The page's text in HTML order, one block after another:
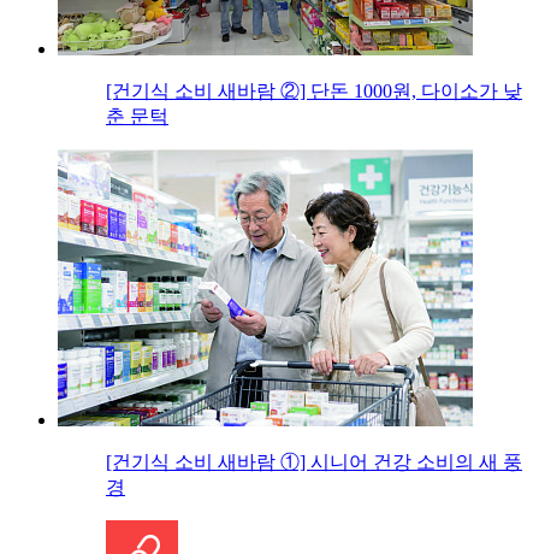
[건기식 소비 새바람 ②] 단돈 1000원, 다이소가 낮
춘 문턱
[건기식 소비 새바람 ①] 시니어 건강 소비의 새 풍
경